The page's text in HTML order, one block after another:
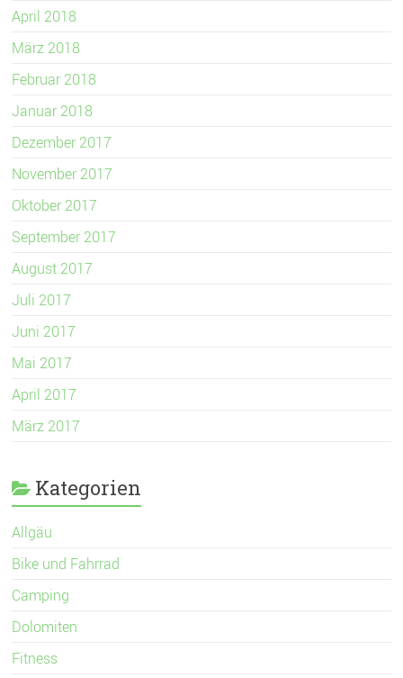
April 2018
März 2018
Februar 2018
Januar 2018
Dezember 2017
November 2017
Oktober 2017
September 2017
August 2017
Juli 2017
Juni 2017
Mai 2017
April 2017
März 2017
Kategorien
Allgäu
Bike und Fahrrad
Camping
Dolomiten
Fitness